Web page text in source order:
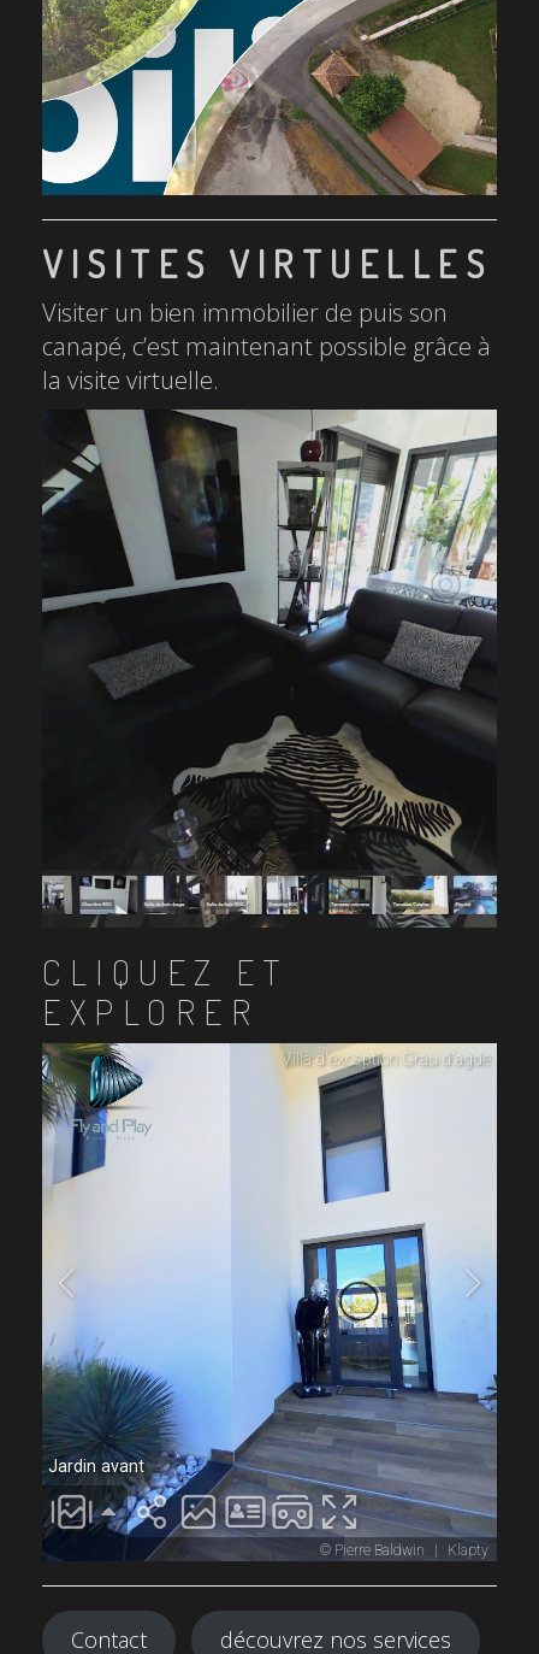
VISITES VIRTUELLES
Visiter un bien immobilier de puis son
canapé, c’est maintenant possible grâce à
la visite virtuelle.
CLIQUEZ ET
EXPLORER
Contact découvrez nos services